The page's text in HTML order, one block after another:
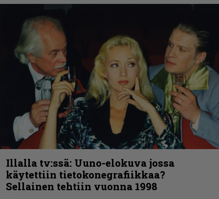
Illalla tv:ssä: Uuno-elokuva jossa
käytettiin tietokonegrafiikkaa?
Sellainen tehtiin vuonna 1998